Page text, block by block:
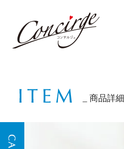
商品詳細